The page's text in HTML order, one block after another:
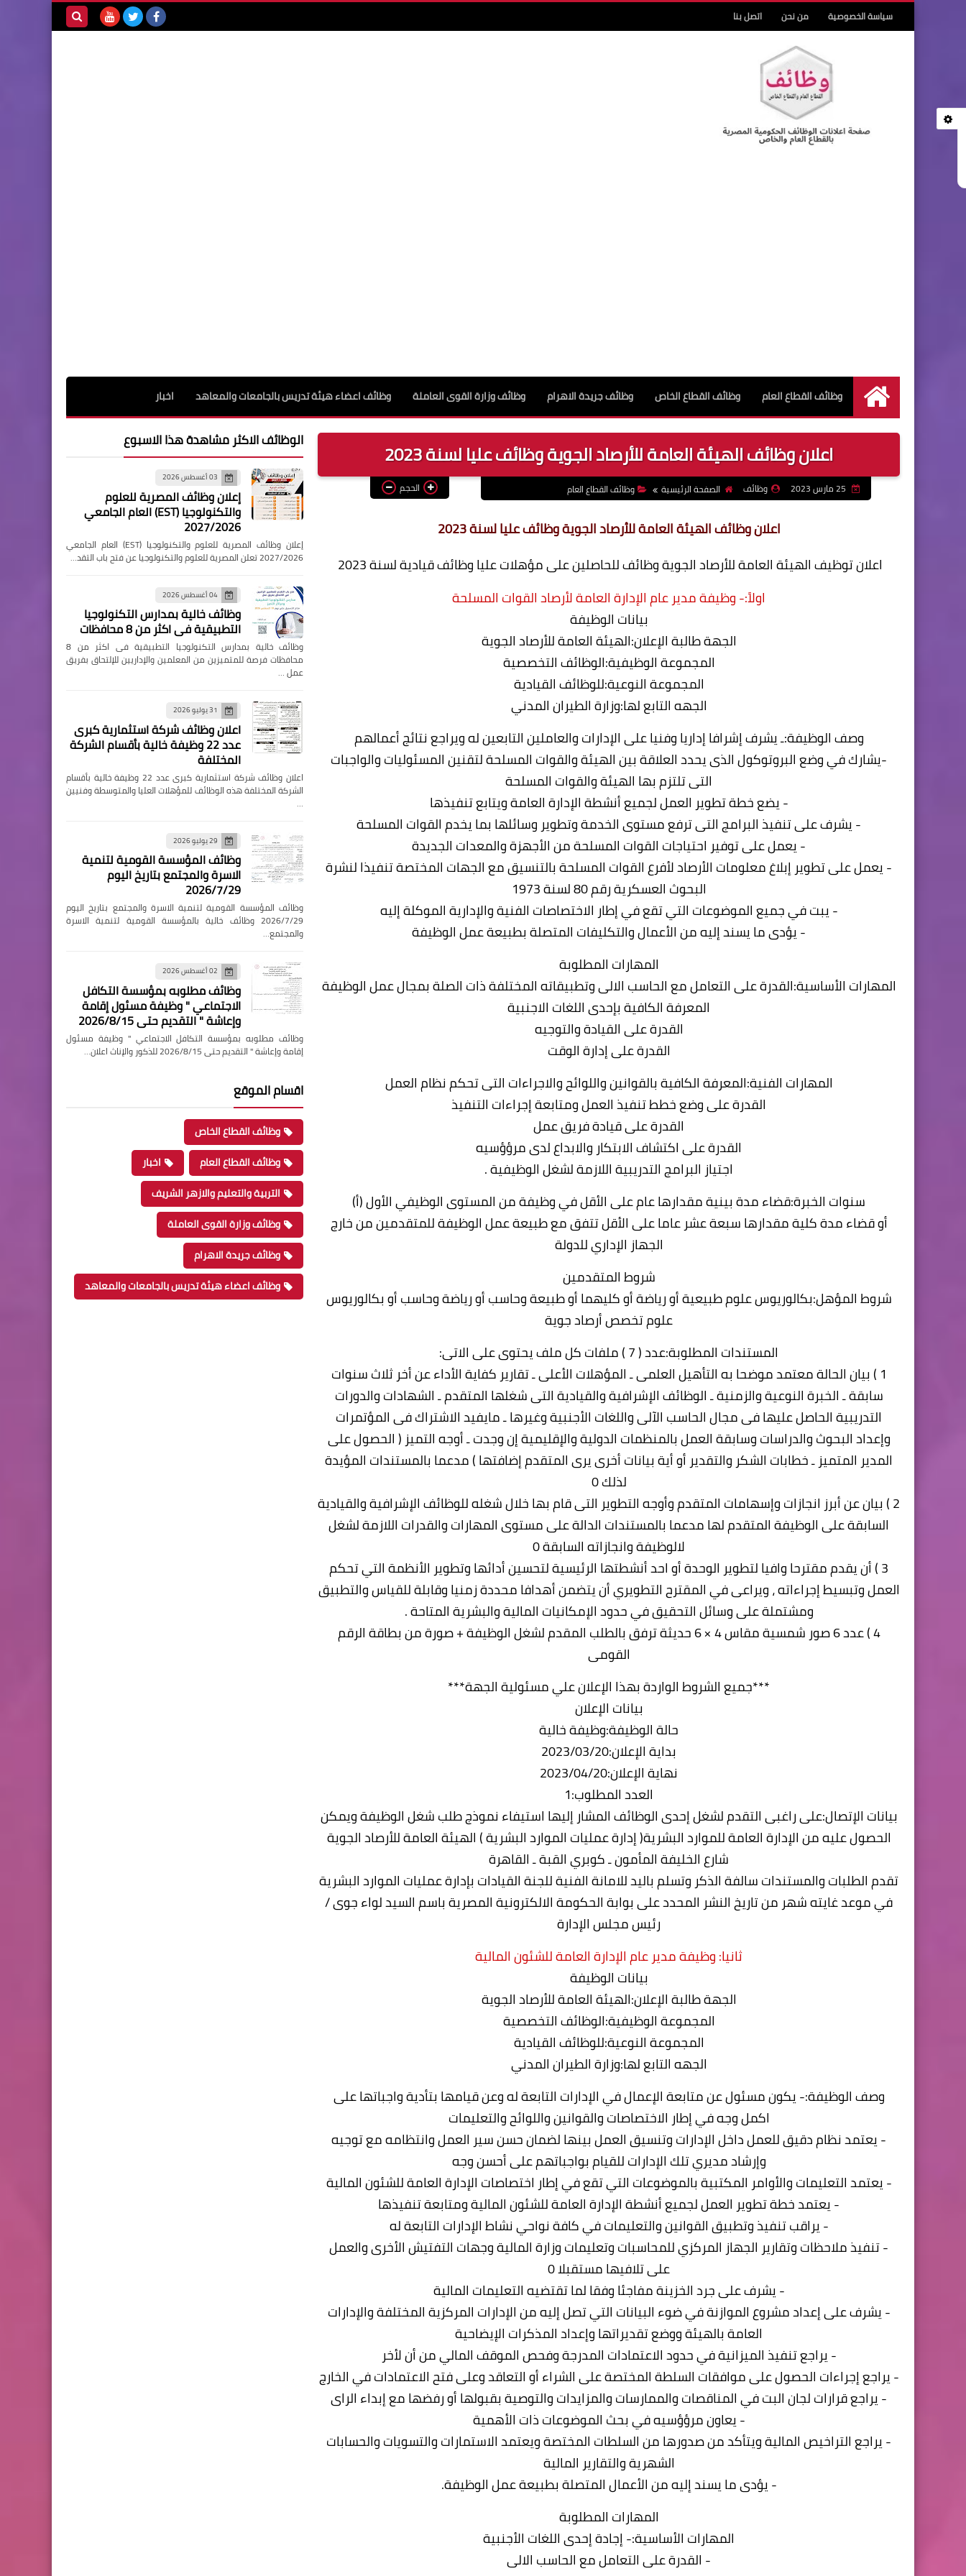
سياسة الخصوصية من نحن اتصل بنا
الرئيسية
وظائف القطاع العام وظائف القطاع الخاص وظائف جريدة الاهرام وظائف وزارة القوى العاملة وظائف اعضاء هيئة تدريس بالجامعات والمعاهد اخبار
اعلان وظائف الهيئة العامة للأرصاد الجوية وظائف عليا لسنة 2023
وظائف الصفحة الرئيسية وظائف القطاع العام الحجم
اعلان وظائف الهيئة العامة للأرصاد الجوية وظائف عليا لسنة 2023
اعلان توظيف الهيئة العامة للأرصاد الجوية وظائف للحاصلين على مؤهلات عليا وظائف قيادية لسنة 2023
اولاً:- وظيفة مدير عام الإدارة العامة لأرصاد القوات المسلحة
بيانات الوظيفة
الجهة طالبة الإعلان:الهيئة العامة للأرصاد الجوية
المجموعة الوظيفية:الوظائف التخصصية
المجموعة النوعية:للوظائف القيادية
الجهه التابع لها:وزارة الطيران المدني
وصف الوظيفة:ـ يشرف إشرافا إداريا وفنيا على الإدارات والعاملين التابعين له ويراجع نتائج أعمالهم
-يشارك في وضع البروتوكول الذى يحدد العلاقة بين الهيئة والقوات المسلحة لتقنين المسئوليات والواجبات
التى تلتزم بها الهيئة والقوات المسلحة
- يضع خطة تطوير العمل لجميع أنشطة الإدارة العامة ويتابع تنفيذها
- يشرف على تنفيذ البرامج التى ترفع مستوى الخدمة وتطوير وسائلها بما يخدم القوات المسلحة
- يعمل على توفير احتياجات القوات المسلحة من الأجهزة والمعدات الجديدة
- يعمل على تطوير إبلاغ معلومات الأرصاد لأفرع القوات المسلحة بالتنسيق مع الجهات المختصة تنفيذا لنشرة
البحوث العسكرية رقم 80 لسنة 1973
- يبت في جميع الموضوعات التي تقع في إطار الاختصاصات الفنية والإدارية الموكلة إليه
- يؤدى ما يسند إليه من الأعمال والتكليفات المتصلة بطبيعة عمل الوظيفة
المهارات المطلوبة
المهارات الأساسية:القدرة على التعامل مع الحاسب الالى وتطبيقاته المختلفة ذات الصلة بمجال عمل الوظيفة
المعرفة الكافية بإحدى اللغات الاجنبية
القدرة على القيادة والتوجيه
القدرة على إدارة الوقت
المهارات الفنية:المعرفة الكافية بالقوانين واللوائح والاجراءات التى تحكم نظام العمل
القدرة على وضع خطط تنفيذ العمل ومتابعة إجراءات التنفيذ
القدرة على قيادة فريق عمل
القدرة على اكتشاف الابتكار والابداع لدى مرؤؤسيه
اجتياز البرامج التدريبية اللازمة لشغل الوظيفية .
سنوات الخبرة:قضاء مدة بينية مقدارها عام على الأقل في وظيفة من المستوى الوظيفي الأول (أ)
أو قضاء مدة كلية مقدارها سبعة عشر عاما على الأقل تتفق مع طبيعة عمل الوظيفة للمتقدمين من خارج
الجهاز الإداري للدولة
شروط المتقدمين
شروط المؤهل:بكالوريوس علوم طبيعية أو رياضة أو كليهما أو طبيعة وحاسب أو رياضة وحاسب أو بكالوريوس
علوم تخصص أرصاد جوية
المستندات المطلوبة:عدد ( 7 ) ملفات كل ملف يحتوى على الاتى:
1 ) بيان الحالة معتمد موضحا به التأهيل العلمى ـ المؤهلات الأعلى ـ تقارير كفاية الأداء عن أخر ثلاث سنوات
سابقة ـ الخبرة النوعية والزمنية ـ الوظائف الإشرافية والقيادية التى شغلها المتقدم ـ الشهادات والدورات
التدريبية الحاصل عليها فى مجال الحاسب الآلى واللغات الأجنبية وغيرها ـ مايفيد الاشتراك فى المؤتمرات
وإعداد البحوث والدراسات وسابقة العمل بالمنظمات الدولية والإقليمية إن وجدت ـ أوجه التميز ( الحصول على
المدير المتميز ـ خطابات الشكر والتقدير أو أية بيانات أخرى يرى المتقدم إضافتها ) مدعما بالمستندات المؤيدة
لذلك 0
2 ) بيان عن أبرز انجازات وإسهامات المتقدم وأوجه التطوير التى قام بها خلال شغله للوظائف الإشرافية والقيادية
السابقة على الوظيفة المتقدم لها مدعما بالمستندات الدالة على مستوى المهارات والقدرات اللازمة لشغل
لالوظيفة وانجازاته السابقة 0
3 ) أن يقدم مقترحا وافيا لتطوير الوحدة أو احد أنشطتها الرئيسية لتحسين أدائها وتطوير الأنظمة التي تحكم
العمل وتبسيط إجراءاته ، ويراعى في المقترح التطويري أن يتضمن أهدافا محددة زمنيا وقابلة للقياس والتطبيق
ومشتملة على وسائل التحقيق في حدود الإمكانيات المالية والبشرية المتاحة .
4 ) عدد 6 صور شمسية مقاس 4 × 6 حديثة ترفق بالطلب المقدم لشغل الوظيفة + صورة من بطاقة الرقم
القومى
***جميع الشروط الواردة بهذا الإعلان علي مسئولية الجهة***
بيانات الإعلان
حالة الوظيفة:وظيفة خالية
بداية الإعلان:2023/03/20
نهاية الإعلان:2023/04/20
العدد المطلوب:1
بيانات الإتصال:على راغبى التقدم لشغل إحدى الوظائف المشار إليها استيفاء نموذج طلب شغل الوظيفة ويمكن
الحصول عليه من الإدارة العامة للموارد البشرية( إدارة عمليات الموارد البشرية ) الهيئة العامة للأرصاد الجوية
شارع الخليفة المأمون ـ كوبري القبة ـ القاهرة
تقدم الطلبات والمستندات سالفة الذكر وتسلم باليد للامانة الفنية للجنة القيادات بإدارة عمليات الموارد البشرية
في موعد غايته شهر من تاريخ النشر المحدد على بوابة الحكومة الالكترونية المصرية باسم السيد لواء جوى /
رئيس مجلس الإدارة
ثانيا: وظيفة مدير عام الإدارة العامة للشئون المالية
بيانات الوظيفة
الجهة طالبة الإعلان:الهيئة العامة للأرصاد الجوية
المجموعة الوظيفية:الوظائف التخصصية
المجموعة النوعية:للوظائف القيادية
الجهه التابع لها:وزارة الطيران المدني
وصف الوظيفة:- يكون مسئول عن متابعة الإعمال في الإدارات التابعة له وعن قيامها بتأدية واجباتها على
اكمل وجه في إطار الاختصاصات والقوانين واللوائح والتعليمات
- يعتمد نظام دقيق للعمل داخل الإدارات وتنسيق العمل بينها لضمان حسن سير العمل وانتظامه مع توجيه
وإرشاد مديري تلك الإدارات للقيام بواجباتهم على أحسن وجه
- يعتمد التعليمات والأوامر المكتبية بالموضوعات التي تقع في إطار اختصاصات الإدارة العامة للشئون المالية
- يعتمد خطة تطوير العمل لجميع أنشطة الإدارة العامة للشئون المالية ومتابعة تنفيذها
- يراقب تنفيذ وتطبيق القوانين والتعليمات في كافة نواحي نشاط الإدارات التابعة له
- تنفيذ ملاحظات وتقارير الجهاز المركزي للمحاسبات وتعليمات وزارة المالية وجهات التفتيش الأخرى والعمل
على تلافيها مستقبلا 0
- يشرف على جرد الخزينة مفاجئا وفقا لما تقتضيه التعليمات المالية
- يشرف على إعداد مشروع الموازنة في ضوء البيانات التي تصل إليه من الإدارات المركزية المختلفة والإدارات
العامة بالهيئة ووضع تقديراتها وإعداد المذكرات الإيضاحية
- يراجع تنفيذ الميزانية في حدود الاعتمادات المدرجة وفحص الموقف المالي من أن لأخر
- يراجع إجراءات الحصول على موافقات السلطة المختصة على الشراء أو التعاقد وعلى فتح الاعتمادات في الخارج
- يراجع قرارات لجان البت في المناقصات والممارسات والمزايدات والتوصية بقبولها أو رفضها مع إبداء الراى
- يعاون مرؤؤسيه في بحث الموضوعات ذات الأهمية
- يراجع التراخيص المالية ويتأكد من صدورها من السلطات المختصة ويعتمد الاستمارات والتسويات والحسابات
الشهرية والتقارير المالية
- يؤدى ما يسند إليه من الأعمال المتصلة بطبيعة عمل الوظيفة.
المهارات المطلوبة
المهارات الأساسية:- إجادة إحدى اللغات الأجنبية
- القدرة على التعامل مع الحاسب الالى
الوظائف الاكثر مشاهدة هذا الاسبوع
03 أغسطس 2026
إعلان وظائف المصرية للعلوم
والتكنولوجيا (EST) العام الجامعي
2027/2026
إعلان وظائف المصرية للعلوم والتكنولوجيا (EST) العام الجامعي
2027/2026 تعلن المصرية للعلوم والتكنولوجيا عن فتح باب التقد…
04 أغسطس 2026
وظائف خالية بمدارس التكنولوجيا
التطبيقية فى اكثر من 8 محافظات
وظائف خالية بمدارس التكنولوجيا التطبيقية فى اكثر من 8
محافظات فرصة للمتميزين من المعلمين والإداريين للإلتحاق بفريق
عمل …
31 يوليو 2026
اعلان وظائف شركة استثمارية كبرى
عدد 22 وظيفة خالية بأقسام الشركة
المختلفة
اعلان وظائف شركة استثمارية كبرى عدد 22 وظيفة خالية بأقسام
الشركة المختلفة هذه الوظائف للمؤهلات العليا والمتوسطة وفنيين
…
29 يوليو 2026
وظائف المؤسسة القومية لتنمية
الاسرة والمجتمع بتاريخ اليوم
2026/7/29
وظائف المؤسسة القومية لتنمية الاسرة والمجتمع بتاريخ اليوم
2026/7/29 وظائف خالية بالمؤسسة القومية لتنمية الاسرة
والمجتمع…
02 أغسطس 2026
وظائف مطلوبه بمؤسسة التكافل
الاجتماعي " وظيفة مسئول إقامة
وإعاشة " التقديم حتى 2026/8/15
وظائف مطلوبه بمؤسسة التكافل الاجتماعي " وظيفة مسئول
إقامة وإعاشة " التقديم حتى 2026/8/15 للذكور والإناث اعلان…
اقسام الموقع
وظائف القطاع الخاص
وظائف القطاع العام
اخبار
التربية والتعليم والازهر الشريف
وظائف وزارة القوى العاملة
وظائف جريدة الاهرام
وظائف اعضاء هيئة تدريس بالجامعات والمعاهد